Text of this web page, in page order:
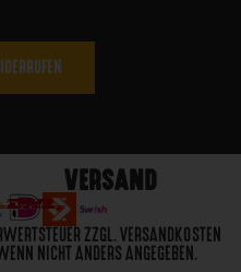
VERSAND
ZZGL. VERSANDKOSTEN
NICHT ANDERS ANGEGEBEN.